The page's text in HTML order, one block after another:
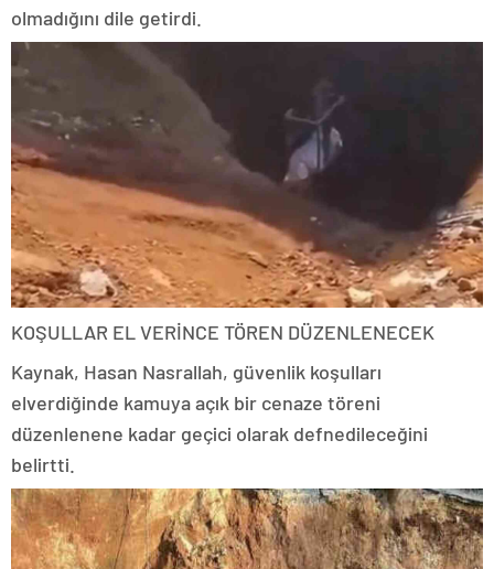
olmadığını dile getirdi.
KOŞULLAR EL VERİNCE TÖREN DÜZENLENECEK
Kaynak, Hasan Nasrallah, güvenlik koşulları
elverdiğinde kamuya açık bir cenaze töreni
düzenlenene kadar geçici olarak defnedileceğini
belirtti.